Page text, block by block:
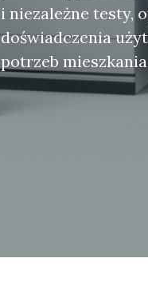
i niezależne testy,
doświadczenia
potrzeb